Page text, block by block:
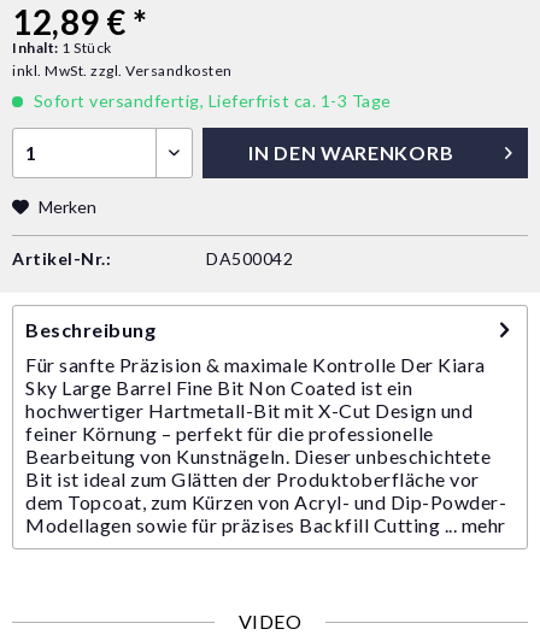
12,89 € *
Inhalt: 1 Stück
inkl. MwSt. zzgl. Versandkosten
Sofort versandfertig, Lieferfrist ca. 1-3 Tage
IN DEN WARENKORB
Merken
Artikel-Nr.: DA500042
Beschreibung
Für sanfte Präzision & maximale Kontrolle Der Kiara
Sky Large Barrel Fine Bit Non Coated ist ein
hochwertiger Hartmetall-Bit mit X-Cut Design und
feiner Körnung – perfekt für die professionelle
Bearbeitung von Kunstnägeln. Dieser unbeschichtete
Bit ist ideal zum Glätten der Produktoberfläche vor
dem Topcoat, zum Kürzen von Acryl- und Dip-Powder-
Modellagen sowie für präzises Backfill Cutting ... mehr
VIDEO